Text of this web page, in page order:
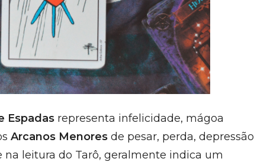
Espadas representa infelicidade, mágoa
Arcanos Menores de pesar, perda, depressão
leitura do Tarô, geralmente indica um